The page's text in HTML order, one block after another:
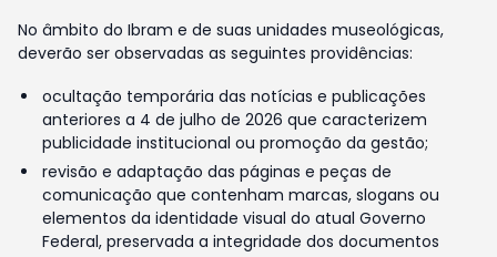
No âmbito do Ibram e de suas unidades museológicas,
deverão ser observadas as seguintes providências:
ocultação temporária das notícias e publicações
anteriores a 4 de julho de 2026 que caracterizem
publicidade institucional ou promoção da gestão;
revisão e adaptação das páginas e peças de
comunicação que contenham marcas, slogans ou
elementos da identidade visual do atual Governo
Federal, preservada a integridade dos documentos